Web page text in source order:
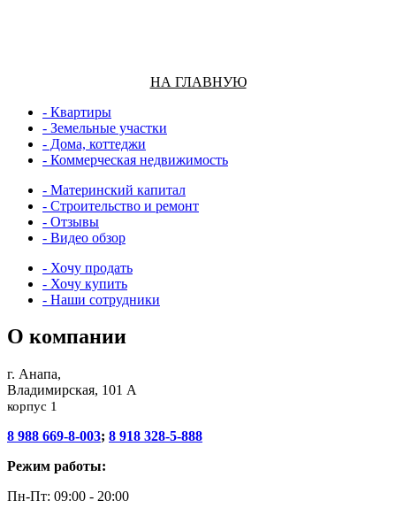
НА ГЛАВНУЮ
- Квартиры
- Земельные участки
- Дома, коттеджи
- Коммерческая недвижимость
- Материнский капитал
- Строительство и ремонт
- Отзывы
- Видео обзор
- Хочу продать
- Хочу купить
- Наши сотрудники
О компании
г. Анапа,
Владимирская, 101 А
корпус 1
8 988 669-8-003; 8 918 328-5-888
Режим работы:
Пн-Пт: 09:00 - 20:00